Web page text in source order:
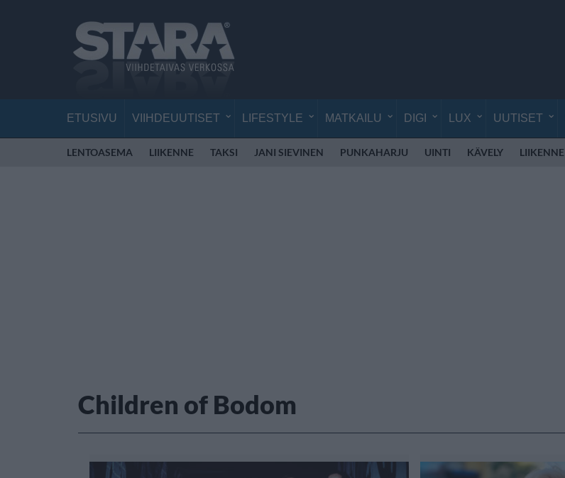
ETUSIVU VIIHDEUUTISET LIFESTYLE MATKAILU DIGI LUX UUTISET
LENTOASEMA LIIKENNE TAKSI JANI SIEVINEN PUNKAHARJU UINTI KÄVELY LIIKENNE
Children of Bodom